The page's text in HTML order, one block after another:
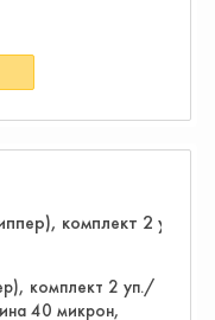
комплект 2 уп./
40 микрон,